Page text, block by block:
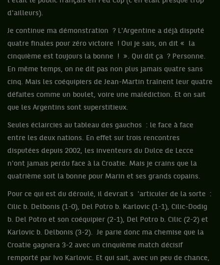
d'ailleurs).
Je continue ma démonstration ? L'Argentine a déjà disputé
quatre finales pour zéro victoire ! Oui je sais, on dit « la
cinquième est toujours la bonne ! ». Qui dit ça ? Personne.
En même temps, on ne dit pas non plus jamais quatre sans
cinq. Mais les coéquipiers de Jean-Martin traînent leur quatre
défaites comme un boulet, voire une malédiction. Et on sait
que les Argentins sont superstitieux.
Seules éclaircies au tableau des gauchos : le face à face
entre les deux nations. En effet sur trois rencontres
disputées depuis 2002, les inventeurs du Dulce de Lecce
n'ont jamais perdu face à la Croatie. Mais je crains que la
quatrième soit la bonne pour Marin et ses grands copains.
Pour ce qui est du déroulé, il devrait s 'articuler de la sorte :
Cilic b. Delbonis (1-0), Del Potro b. Karlovic (1-1), Cilic-Dodig
b. Del Potro et son coéquipier (2-1), Del Potro b. Cilic (2-2) et
Karlovic b. Delbonis (3-2). Je parie donc ma chemise que la
Croatie gagnera 3-2 avec un cinquième match décisif
remporté par Ivo Karlovic. Et qui sait, avec un peu de chance,